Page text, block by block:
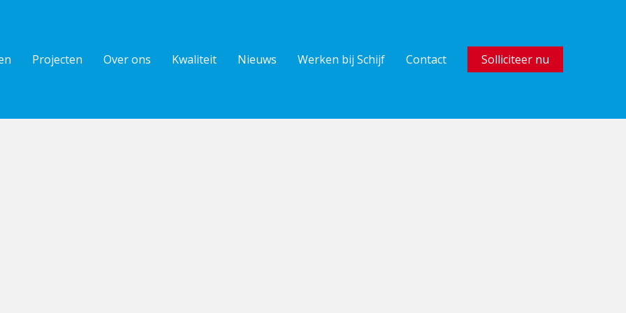
Projecten Over ons Kwaliteit Nieuws Werken bij Schijf Contact Solliciteer nu